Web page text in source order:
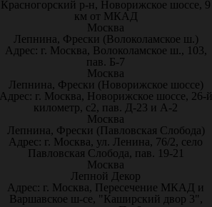
Красногорский р-н, Новорижское шоссе, 9
км от МКАД
Москва
Лепнина, Фрески (Волоколамское ш.)
Адрес: г. Москва, Волоколамское ш., 103,
пав. Б-7
Москва
Лепнина, Фрески (Новорижское шоссе)
г. Москва, Новорижское шоссе, 26-й
километр, с2, пав. Д-23 и А-2
Москва
Лепнина, Фрески (Павловская Слобода)
Адрес: г. Москва, ул. Ленина, 76/2, село
Павловская Слобода, пав. 19-21
Москва
Лепной Декор
Адрес: г. Москва, Пересечение МКАД и
Варшавское ш-се, "Каширский двор 3",